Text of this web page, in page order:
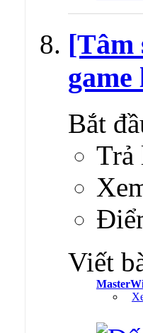
[Tâm
game
Bắt
Trả
Viết